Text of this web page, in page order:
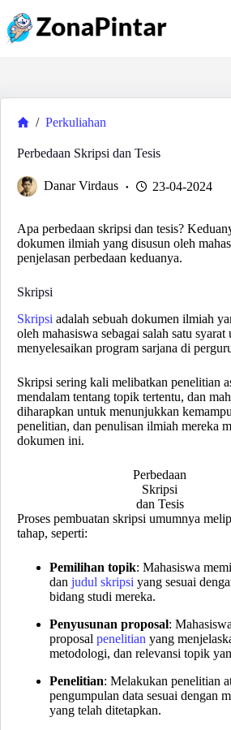
content
Home
/ Perkuliahan
Perbedaan Skripsi dan Tesis
Danar Virdaus 23-04-2024
Apa perbedaan skripsi dan tesis?
dokumen ilmiah yang disusun oleh
penjelasan perbedaan keduanya.
Skripsi
Skripsi adalah sebuah dokumen ilmiah
oleh mahasiswa sebagai salah satu syarat
menyelesaikan program sarjana di
Skripsi sering kali melibatkan penelitian
mendalam tentang topik tertentu, dan
diharapkan untuk menunjukkan
penelitian, dan penulisan ilmiah mereka
dokumen ini.
Perbedaan
Skripsi
dan Tesis
Proses pembuatan skripsi umumnya
tahap, seperti:
Pemilihan topik: Mahasiswa
dan judul skripsi yang sesuai
bidang studi mereka.
Penyusunan proposal:
proposal penelitian yang
metodologi, dan relevansi topik
Penelitian: Melakukan penelitian
pengumpulan data sesuai dengan
yang telah ditetapkan.